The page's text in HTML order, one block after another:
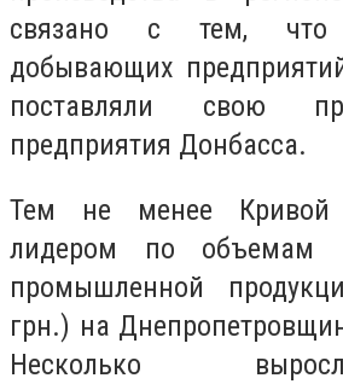
связано с тем, что
добывающих
поставляли свою
предприятия Донбасса.
Тем не менее Кривой
лидером по объемам
промышленной
грн.) на
Несколько